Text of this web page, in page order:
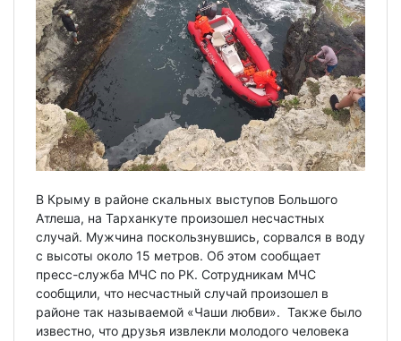
В Крыму в районе скальных выступов Большого
Атлеша, на Тарханкуте произошел несчастных
случай. Мужчина поскользнувшись, сорвался в воду
с высоты около 15 метров. Об этом сообщает
пресс-служба МЧС по РК. Сотрудникам МЧС
сообщили, что несчастный случай произошел в
районе так называемой «Чаши любви». Также было
известно, что друзья извлекли молодого человека